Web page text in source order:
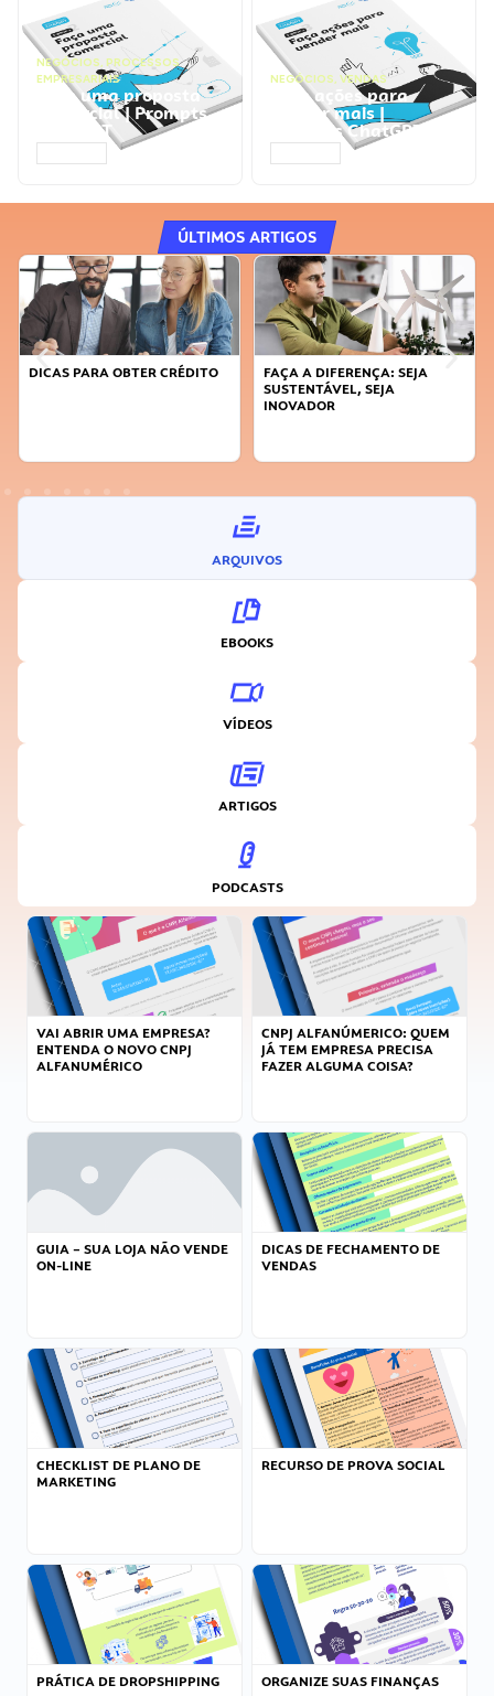
NEGÓCIOS, PROCESSOS
EMPRESARIAIS
Faça uma proposta
comercial | Prompts
ChatGPT
NEGÓCIOS, VENDAS
Faça ações para
vender mais |
Prompts ChatGPT
ÚLTIMOS ARTIGOS
DICAS PARA OBTER CRÉDITO
FAÇA A DIFERENÇA: SEJA
SUSTENTÁVEL, SEJA
INOVADOR
ARQUIVOS
EBOOKS
VÍDEOS
ARTIGOS
PODCASTS
VAI ABRIR UMA EMPRESA?
ENTENDA O NOVO CNPJ
ALFANUMÉRICO
CNPJ ALFANÚMERICO: QUEM
JÁ TEM EMPRESA PRECISA
FAZER ALGUMA COISA?
GUIA – SUA LOJA NÃO VENDE
ON-LINE
DICAS DE FECHAMENTO DE
VENDAS
CHECKLIST DE PLANO DE
MARKETING
RECURSO DE PROVA SOCIAL
PRÁTICA DE DROPSHIPPING ORGANIZE SUAS FINANÇAS